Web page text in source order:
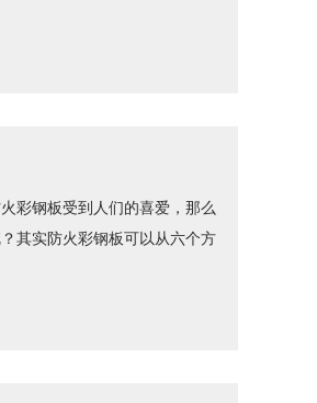
彩钢板受到人们的喜爱，那么
其实防火彩钢板可以从六个方